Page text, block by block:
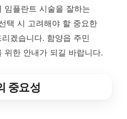
임플란트 시술을 잘하는
택 시 고려해야 할 중요한
겠습니다. 함양읍 주민
위한 안내가 되길 바랍니다.
중요성